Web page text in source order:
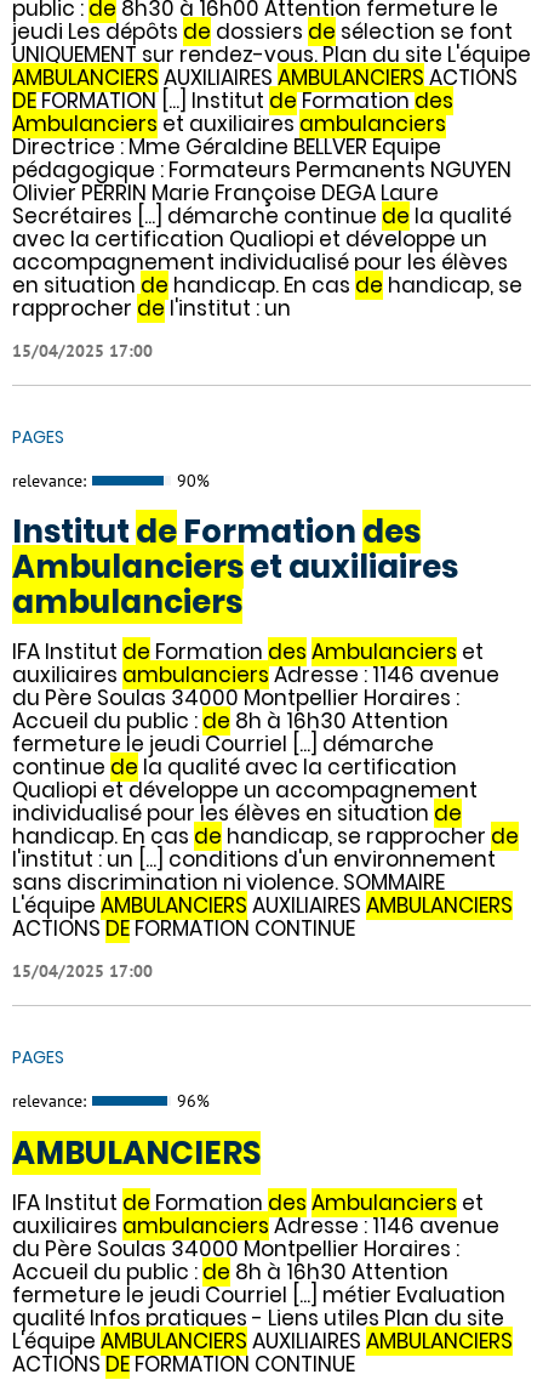
public : de 8h30 à 16h00 Attention fermeture le
jeudi Les dépôts de dossiers de sélection se font
UNIQUEMENT sur rendez-vous. Plan du site L'équipe
AMBULANCIERS AUXILIAIRES AMBULANCIERS ACTIONS
DEFORMATION [...] Institut deFormationdes
Ambulanciers et auxiliairesambulanciers
Directrice : Mme Géraldine BELLVER Equipe
pédagogique : Formateurs Permanents NGUYEN
Olivier PERRIN Marie Françoise DEGA Laure
Secrétaires [...] démarche continue de la qualité
avec la certification Qualiopi et développe un
accompagnement individualisé pour les élèves
en situation de handicap. En cas de handicap, se
rapprocher del'institut : un
15/04/2025 17:00
PAGES
relevance: 90%
InstitutdeFormationdes
Ambulancierset auxiliaires
ambulanciers
IFA Institut de Formation des Ambulanciers et
auxiliaires ambulanciersAdresse : 1146 avenue
du Père Soulas 34000 Montpellier Horaires :
Accueil du public : de 8h à 16h30 Attention
fermeture le jeudi Courriel [...] démarche
continue de la qualité avec la certification
Qualiopi et développe un accompagnement
individualisé pour les élèves en situation de
handicap. En cas de handicap, se rapprocher de
l'institut : un [...] conditions d'un environnement
sans discrimination ni violence. SOMMAIRE
L'équipe AMBULANCIERS AUXILIAIRES AMBULANCIERS
ACTIONSDEFORMATION CONTINUE
15/04/2025 17:00
PAGES
relevance: 96%
AMBULANCIERS
IFA Institut de Formation des Ambulanciers et
auxiliaires ambulanciersAdresse : 1146 avenue
du Père Soulas 34000 Montpellier Horaires :
Accueil du public : de 8h à 16h30 Attention
fermeture le jeudi Courriel [...] métier Evaluation
qualité Infos pratiques - Liens utiles Plan du site
L'équipe AMBULANCIERS AUXILIAIRES AMBULANCIERS
ACTIONSDEFORMATION CONTINUE